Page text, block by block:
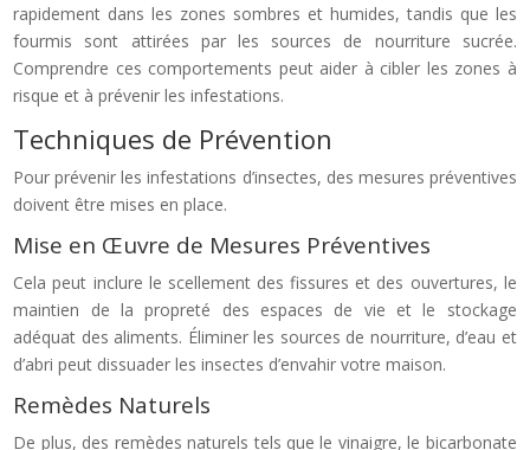
rapidement dans les zones sombres et humides, tandis que les
fourmis sont attirées par les sources de nourriture sucrée.
Comprendre ces comportements peut aider à cibler les zones à
risque et à prévenir les infestations.
Techniques de Prévention
Pour prévenir les infestations d’insectes, des mesures préventives
doivent être mises en place.
Mise en Œuvre de Mesures Préventives
Cela peut inclure le scellement des fissures et des ouvertures, le
maintien de la propreté des espaces de vie et le stockage
adéquat des aliments. Éliminer les sources de nourriture, d’eau et
d’abri peut dissuader les insectes d’envahir votre maison.
Remèdes Naturels
De plus, des remèdes naturels tels que le vinaigre, le bicarbonate